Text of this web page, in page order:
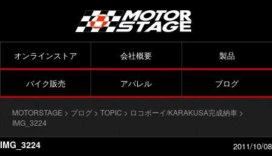
オンラインストア 会社概要 製品
バイク販売 アパレル ブログ
MOTORSTAGE > ブログ > TOPIC > ロコボーイ/KARAKUSA完成納車 >
IMG_3224
IMG_3224 2011/10/08